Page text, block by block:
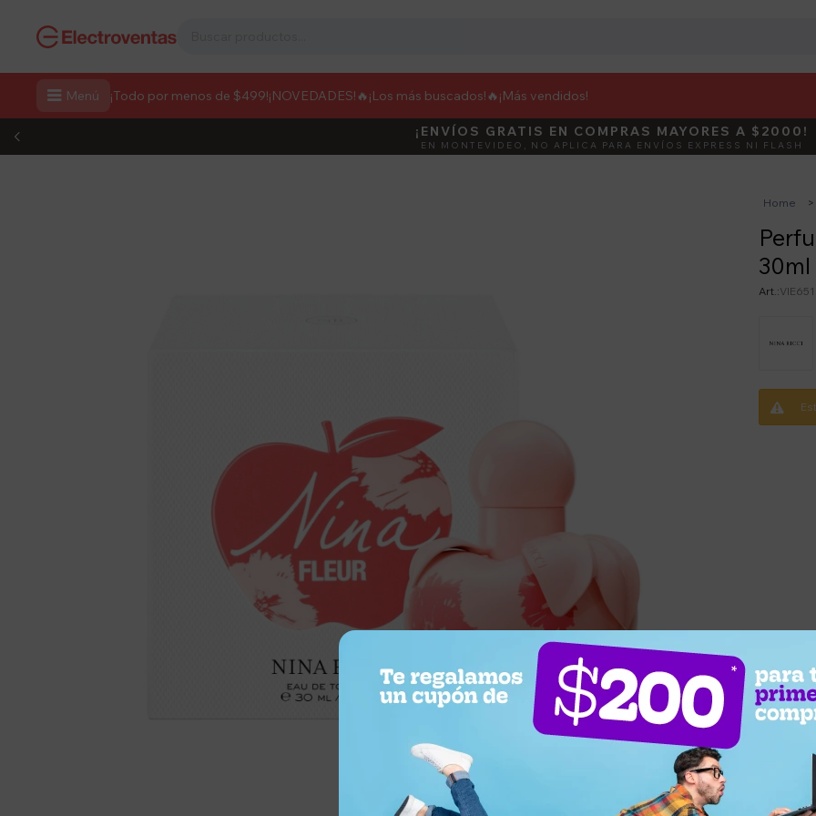
 Menú ¡Todo por menos de $499!¡NOVEDADES! 🔥¡Los más buscados!🔥 ¡Más vendidos!
DEBUT ACTIVÁ
¡ENVÍOS GRATIS EN COMPRAS MAYORES A $2000!
EN MONTEVIDEO, NO APLICA PARA ENVÍOS EXPRESS NI FLASH
Home
30ml